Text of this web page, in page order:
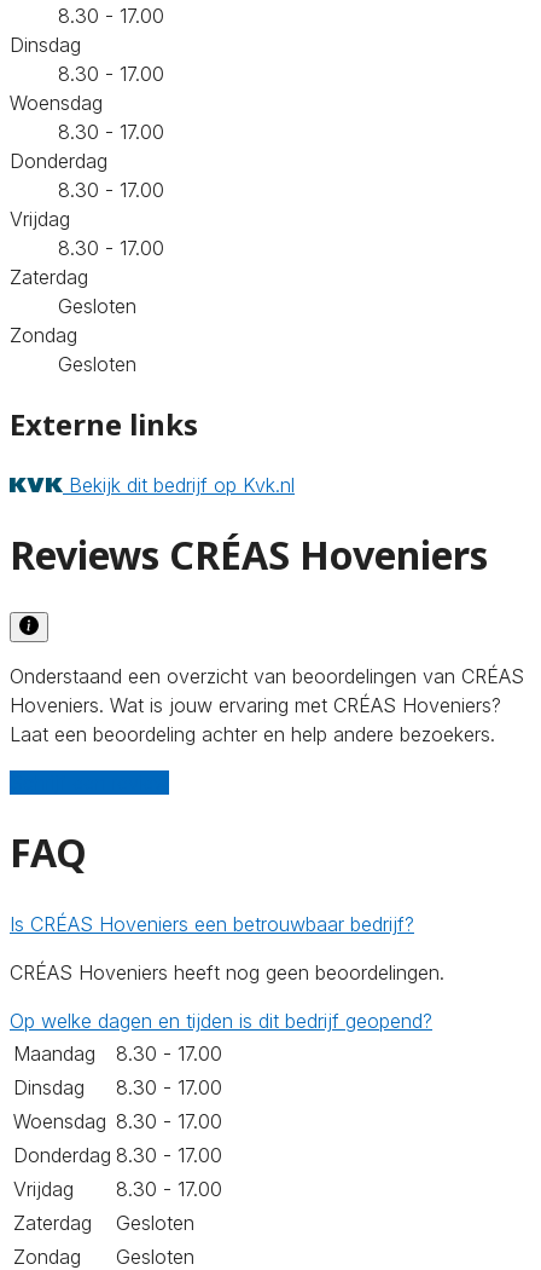
8.30 - 17.00
Dinsdag
8.30 - 17.00
Woensdag
8.30 - 17.00
Donderdag
8.30 - 17.00
Vrijdag
8.30 - 17.00
Zaterdag
Gesloten
Zondag
Gesloten
Externe links
Bekijk dit bedrijf op Kvk.nl
Reviews CRÉAS Hoveniers
Onderstaand een overzicht van beoordelingen van CRÉAS
Hoveniers. Wat is jouw ervaring met CRÉAS Hoveniers?
Laat een beoordeling achter en help andere bezoekers.
FAQ
Is CRÉAS Hoveniers een betrouwbaar bedrijf?
CRÉAS Hoveniers heeft nog geen beoordelingen.
Op welke dagen en tijden is dit bedrijf geopend?
Maandag
8.30 - 17.00
Dinsdag
8.30 - 17.00
Woensdag 8.30 - 17.00
Donderdag 8.30 - 17.00
Vrijdag
8.30 - 17.00
Zaterdag
Gesloten
Zondag
Gesloten